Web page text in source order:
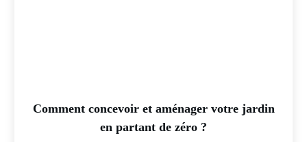
Comment concevoir et aménager votre jardin
en partant de zéro ?